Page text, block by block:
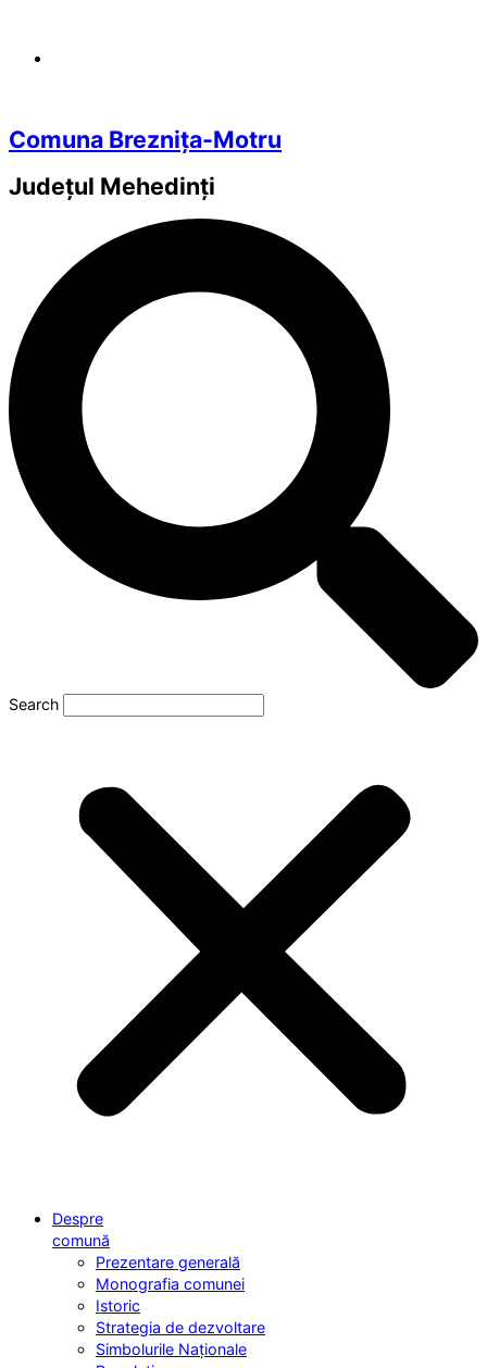
Comuna Breznița-Motru
Județul Mehedinți
Search
Despre
comună
Prezentare generală
Monografia comunei
Istoric
Strategia de dezvoltare
Simbolurile Naționale